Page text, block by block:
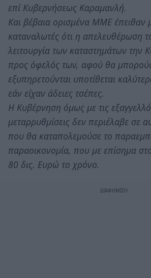
επί Κυβερνήσεως Καραμανλή.
Και βέβαια ορισμένα ΜΜΕ έπειθαν
καταναλωτές ότι η απελευθέρωση
λειτουργία των καταστημάτων την
προς όφελός των, αφού θα
εξυπηρετούνται υποτίθεται
εάν είχαν άδειες τσέπες.
Η Κυβέρνηση όμως με τις
μεταρρυθμίσεις δεν περιέλαβε σε
που θα καταπολεμούσε το
παραοικονομία, που με επίσημα
80 δις. Ευρώ το χρόνο.